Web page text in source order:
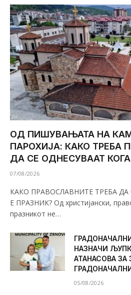
ОД ПИШУВАЊАТА НА
ПАРОХИЈА: КАКО ТРЕБА
ДА СЕ ОДНЕСУВААТ
07/08/2026
КАКО ПРАВОСЛАВНИТЕ ТРЕБА
Е ПРАЗНИК? Од христијански,
празникот не…
НАЗНАЧИ
АТАНАСОВА ЗА
05/08/2026